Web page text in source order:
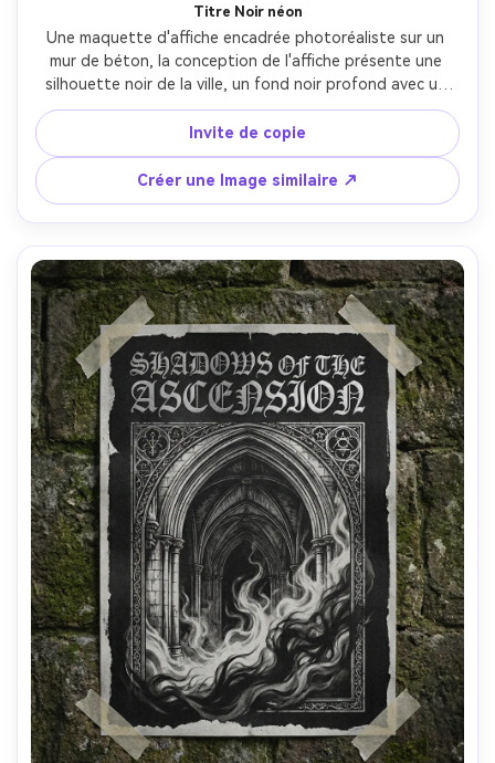
Titre Noir néon
Une maquette d'affiche encadrée photoréaliste sur un
mur de béton, la conception de l'affiche présente une
silhouette noir de la ville, un fond noir profond avec un
grain de film subtil, une typographie sans serif nette et
condensée, une lueur en tête rouge néon, un sous-texte
minimal, un contraste élevé, une disposition éditoriale
moderne, une texture de papier réaliste, un projecteur de
galerie doux, prise sur Sony A7IV, 50mm, f/2.0, profondeur
de champ peu profonde, mise au point nette,
présentation d'affiche premium-AR 4:5
Invite de copie
Créer une Image similaire ↗